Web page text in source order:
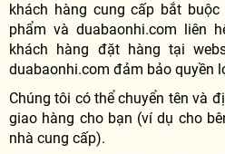
khách hàng cung cấp bắt
phẩm và duabaonhi.com liên
khách hàng đặt hàng tại
duabaonhi.com đảm bảo quyền
Chúng tôi có thể chuyển tên và
giao hàng cho bạn (ví dụ cho
nhà cung cấp).